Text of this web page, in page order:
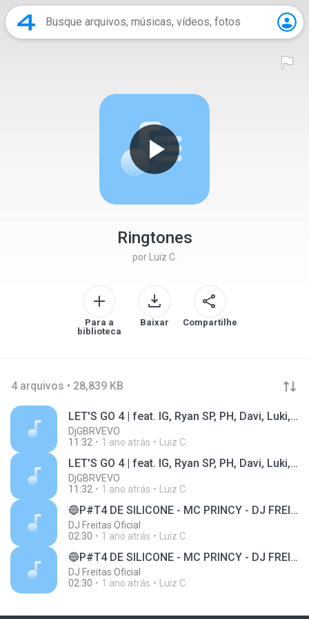
Ringtones
por Luiz C.
Para a
biblioteca
Baixar Compartilhe
4 arquivos • 28,839 KB
LET'S GO 4 | feat. IG, Ryan SP, PH, Davi, Luki, Don Juan, Kadu ,GH do 7, GP, TrapLaudo
DjGBRVEVO
11:32
1 ano atrás Luiz C.
LET'S GO 4 | feat. IG, Ryan SP, PH, Davi, Luki, Don Juan, Kadu ,GH do 7, GP, TrapLaudo
DjGBRVEVO
11:32
1 ano atrás Luiz C.
🔵P#T4 DE SILICONE - MC PRINCY - DJ FREITAS OFICIAL - REMIX MC LUCKS - REMIX BREGA FUNK
DJ Freitas Oficial
02:30
1 ano atrás Luiz C.
🔵P#T4 DE SILICONE - MC PRINCY - DJ FREITAS OFICIAL - REMIX MC LUCKS - REMIX BREGA FUNK
DJ Freitas Oficial
02:30
1 ano atrás Luiz C.